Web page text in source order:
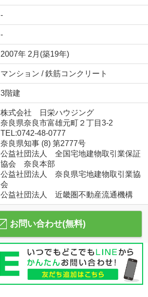
-
-
2007年 2月(築19年)
マンション / 鉄筋コンクリート
3階建
株式会社 日栄ハウジング
奈良県奈良市富雄元町２丁目3-2
TEL:0742-48-0777
奈良県知事 (8) 第2777号
公益社団法人 全国宅地建物取引業保証
協会 奈良本部
公益社団法人 奈良県宅地建物取引業協
会
公益社団法人 近畿圏不動産流通機構
お問い合わせ(無料)